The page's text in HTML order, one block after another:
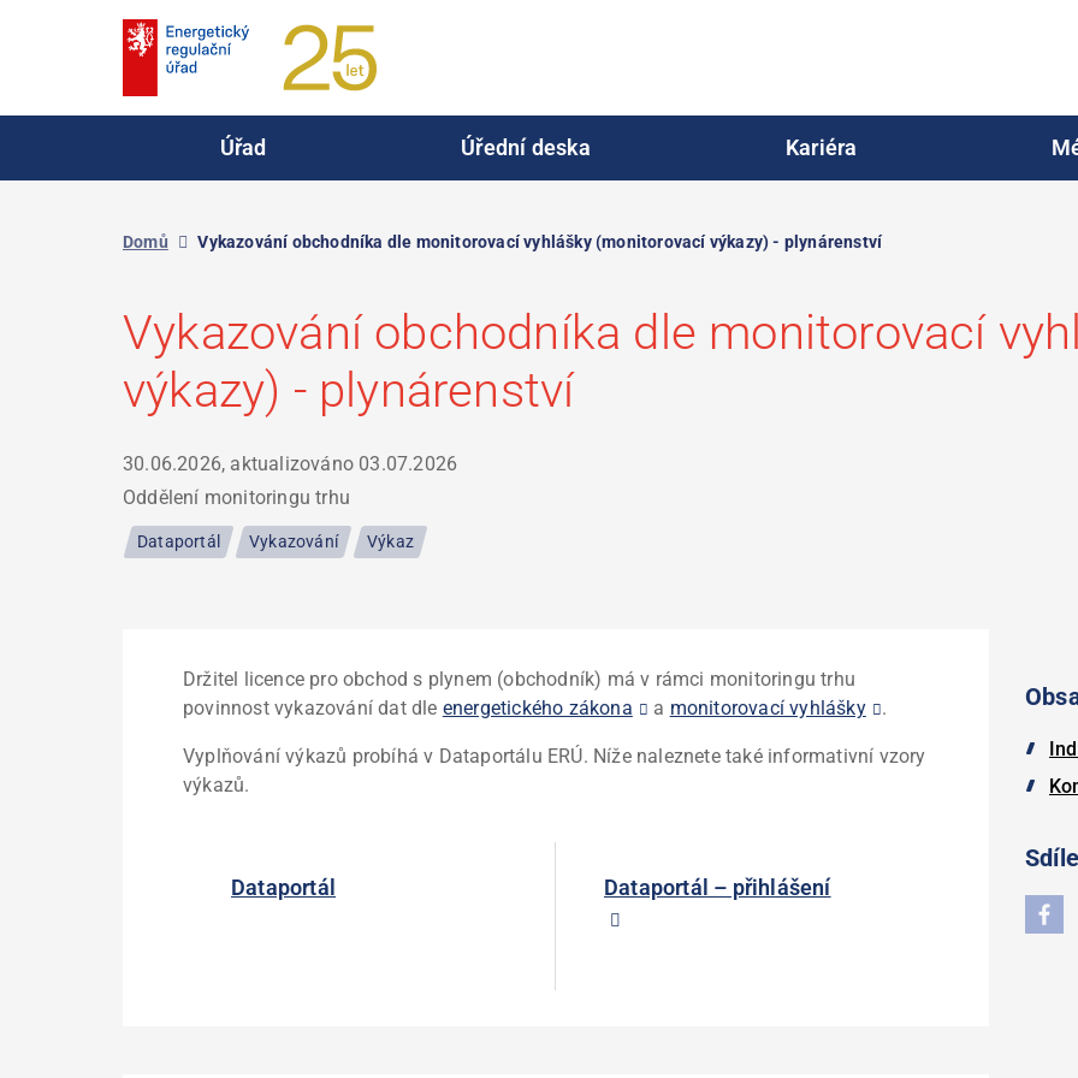
Úřad Úřední deska Kariéra
Domů Vykazování obchodníka dle monitorovací vyhlášky (monitorovací výkazy) - plynárenství
Vykazování obchodníka dle monitorovací
výkazy) - plynárenství
30.06.2026, aktualizováno 03.07.2026
Oddělení monitoringu trhu
Dataportál Vykazování Výkaz
Držitel licence pro obchod s plynem (obchodník) má v rámci monitoringu trhu
povinnost vykazování dat dle energetického zákona a monitorovací vyhlášky .
Vyplňování výkazů probíhá v Dataportálu ERÚ. Níže naleznete také informativní vzory
výkazů.
Dataportál Dataportál – přihlášení